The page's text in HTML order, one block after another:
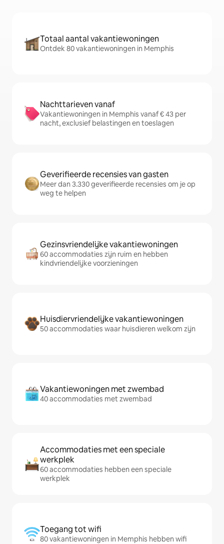
Totaal aantal vakantiewoningen
Ontdek 80 vakantiewoningen in Memphis
Nachttarieven vanaf
Vakantiewoningen in Memphis vanaf € 43 per
nacht, exclusief belastingen en toeslagen
Geverifieerde recensies van gasten
Meer dan 3.330 geverifieerde recensies om je op
weg te helpen
Gezinsvriendelijke vakantiewoningen
60 accommodaties zijn ruim en hebben
kindvriendelijke voorzieningen
Huisdiervriendelijke vakantiewoningen
50 accommodaties waar huisdieren welkom zijn
Vakantiewoningen met zwembad
40 accommodaties met zwembad
Accommodaties met een speciale
werkplek
60 accommodaties hebben een speciale
werkplek
Toegang tot wifi
80 vakantiewoningen in Memphis hebben wifi